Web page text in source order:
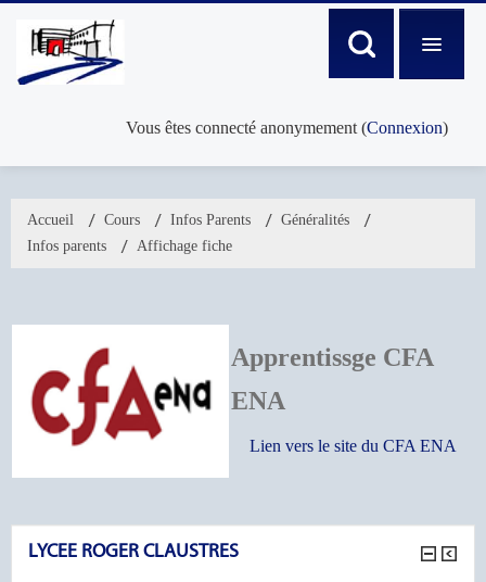
Vous êtes connecté anonymement (Connexion)
ACCUEIL
ACTUALITÉS
FORMATIONS
CONTACTEZ-NOUS
Accueil → Cours → Infos Parents → Généralités
→
Infos parents
→ Affichage fiche
Apprentissge CFA
ENA
Lien vers le site du CFA ENA
LYCEE ROGER CLAUSTRES